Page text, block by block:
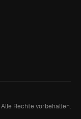
Alle Rechte vorbehalten.